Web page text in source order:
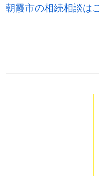
朝霞市の相続相談は